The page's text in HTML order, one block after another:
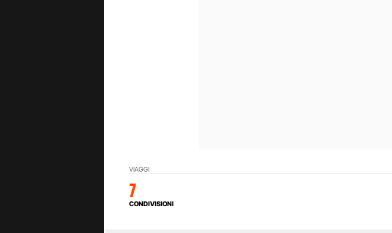
VIAGGI
7
CONDIVISIONI